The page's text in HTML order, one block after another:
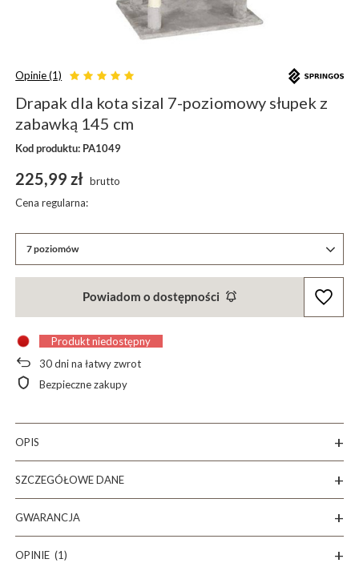
Opinie (1)
Drapak dla kota sizal 7-poziomowy słupek z
zabawką 145 cm
Kod produktu: PA1049
7 poziomów
225,99 zł brutto
Cena regularna:
Powiadom o dostępności
Produkt niedostępny
30dni na łatwy zwrot
Bezpieczne zakupy
OPIS
SZCZEGÓŁOWE DANE
GWARANCJA
OPINIE (1)